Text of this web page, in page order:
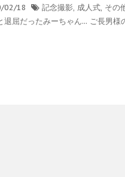
02/18 記念撮影, 成人式, その
退屈だったみーちゃん... ご長男